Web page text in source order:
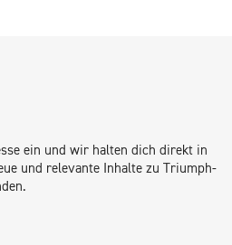
ein und wir halten dich direkt in
und relevante Inhalte zu Triumph-